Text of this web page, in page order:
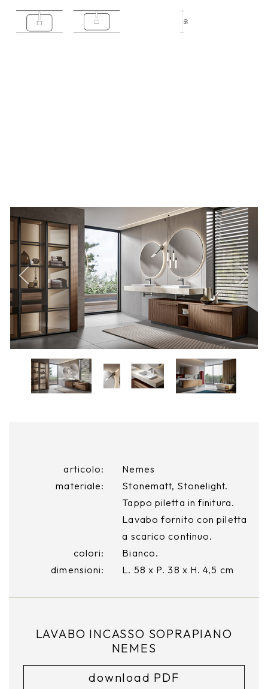
articolo:
Nemes
materiale:
Stonematt, Stonelight.
Tappo piletta in finitura.
Lavabo fornito con piletta
a scarico continuo.
colori:
Bianco.
dimensioni:
L. 58 x P. 38 x H. 4,5 cm
LAVABO INCASSO SOPRAPIANO
NEMES
download PDF